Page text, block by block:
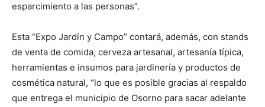
esparcimiento a las personas”.
Esta “Expo Jardín y Campo” contará, además, con stands
de venta de comida, cerveza artesanal, artesanía típica,
herramientas e insumos para jardinería y productos de
cosmética natural, “lo que es posible gracias al respaldo
que entrega el municipio de Osorno para sacar adelante